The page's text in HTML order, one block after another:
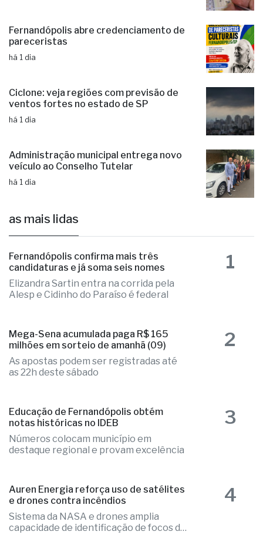
Fernandópolis abre credenciamento de
pareceristas
há 1 dia
Ciclone: veja regiões com previsão de
ventos fortes no estado de SP
há 1 dia
Administração municipal entrega novo
veículo ao Conselho Tutelar
há 1 dia
as mais lidas
Fernandópolis confirma mais três
candidaturas e já soma seis nomes
Elizandra Sartin entra na corrida pela
Alesp e Cidinho do Paraíso é federal
1
Mega-Sena acumulada paga R$ 165
milhões em sorteio de amanhã (09)
As apostas podem ser registradas até
as 22h deste sábado
2
Educação de Fernandópolis obtém
notas históricas no IDEB
Números colocam município em
destaque regional e provam excelência
3
Auren Energia reforça uso de satélites
e drones contra incêndios
Sistema da NASA e drones amplia
capacidade de identificação de focos de
4